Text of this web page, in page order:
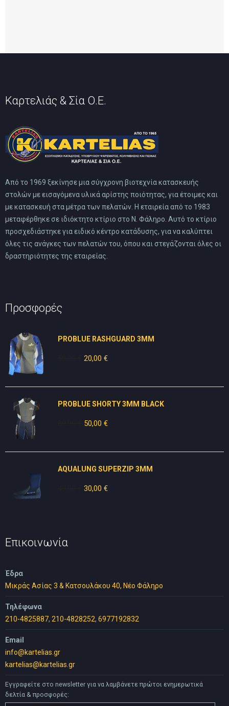
Καρτελιάς & Σία Ο.Ε.
Από το 1969 ξεκίνησε μια σύγχρονη βιοτεχνία κατασκευής
στολών με εισαγόμενα υλικά αρίστης ποιότητας, για έτοιμες και
με κατασκευή στα μέτρα των πελατών. Η εταιρεία από το 1983
μεταφέρθηκε σε ιδιόκτητο κτίριο στο Ν. Φάληρο. Αυτό το κτίριο
προσχεδιάστηκε για ειδικό κέντρο κατάδυσης, για να καλύπτει
όλες τις ανάγκες των πελατών του, όπου και στεγάζονται όλες οι
δραστηριότητες της εταιρείας.
Προσφορές
PROBLUE RASHGUARD 3MM
Original
20,00 €Η
20,00 €.
PROBLUE SHORTY 3MM BLACK
Original
50,00 €Η
50,00 €.
AQUALUNG SUPERZIP 3MM
Original
30,00 €Η
Επικοινωνία
Έδρα
Μικράς Ασίας 3 & Κατσουλάκου 40, Νέο Φάληρο
Τηλέφωνα
210-4825887, 210-4828252, 6977192832
Email
info@kartelias.gr
kartelias@kartelias.gr
Εγγραφείτε στο newsletter για να λαμβάνετε πρώτοι ενημερωτικά
δελτία & προσφορές: